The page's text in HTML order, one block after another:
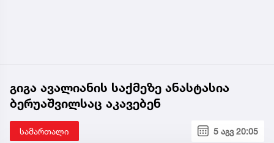
გიგა ავალიანის საქმეზე ანასტასია
ბერუაშვილსაც აკავებენ
სამართალი 5 აგვ 20:05